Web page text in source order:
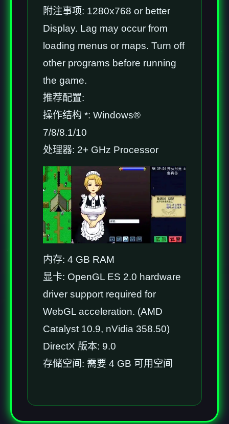
附注事项: 1280x768 or better
Display. Lag may occur from
loading menus or maps. Turn off
other programs before running
the game.
推荐配置:
操作结构 *: Windows®
7/8/8.1/10
处理器: 2+ GHz Processor
内存: 4 GB RAM
显卡: OpenGL ES 2.0 hardware
driver support required for
WebGL acceleration. (AMD
Catalyst 10.9, nVidia 358.50)
DirectX 版本: 9.0
存储空间: 需要 4 GB 可用空间